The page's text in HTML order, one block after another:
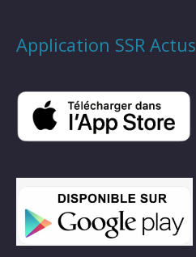
Application SSR Actus